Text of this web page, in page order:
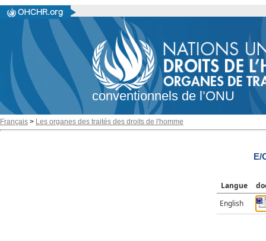
conventionnels de l’ONU
Français > Les organes des traités des droits de l'homme
E/
Langue
English